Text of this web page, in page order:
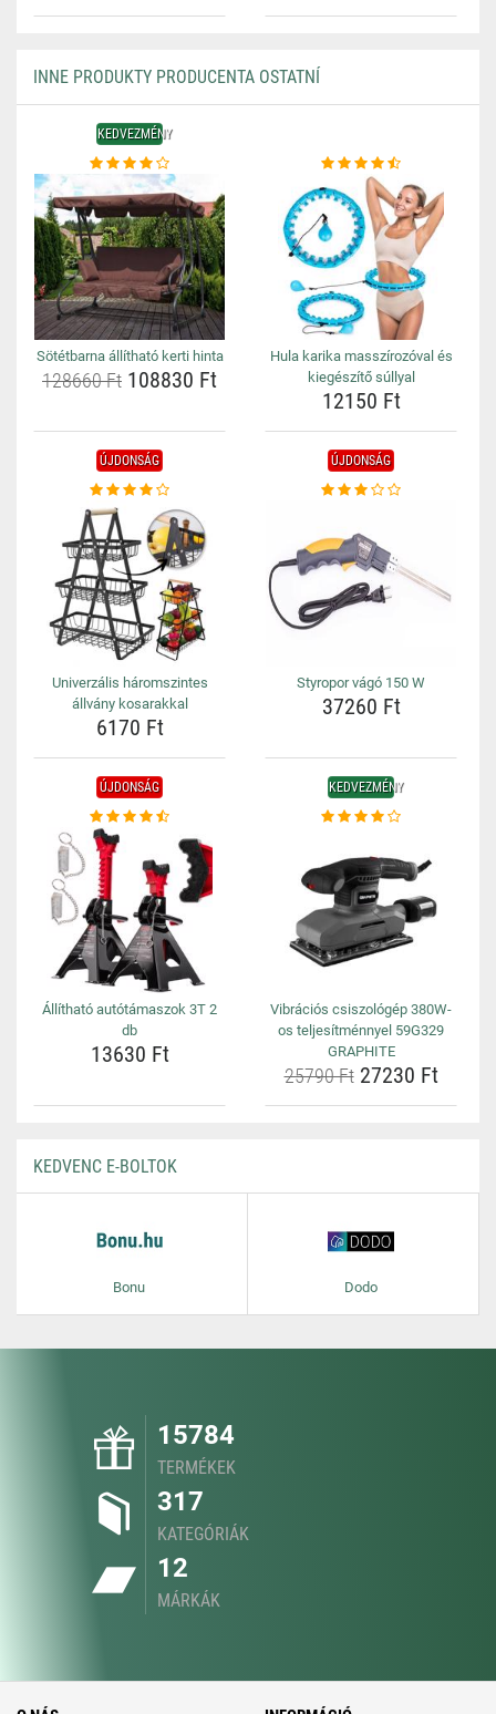
INNE PRODUKTY PRODUCENTA OSTATNÍ
KEDVEZMÉNY
Sötétbarna állítható kerti hinta
128660 Ft 108830 Ft
Hula karika masszírozóval és
kiegészítő súllyal
12150 Ft
ÚJDONSÁG
Univerzális háromszintes
állvány kosarakkal
6170 Ft
ÚJDONSÁG
Styropor vágó 150 W
37260 Ft
ÚJDONSÁG
Állítható autótámaszok 3T 2
db
13630 Ft
KEDVEZMÉNY
Vibrációs csiszológép 380W-
os teljesítménnyel 59G329
GRAPHITE
25790 Ft27230 Ft
KEDVENC E-BOLTOK
Bonu Dodo
15784
TERMÉKEK
317
KATEGÓRIÁK
12
MÁRKÁK